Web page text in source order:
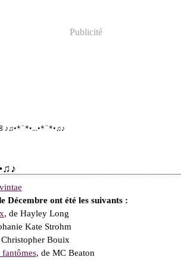
Publicité
♪♫•*¨*•...•*¨*•♫♪
Décembre ont été les suivants :
, de Hayley Long
Kate Strohm
Christopher Bouix
, de MC Beaton